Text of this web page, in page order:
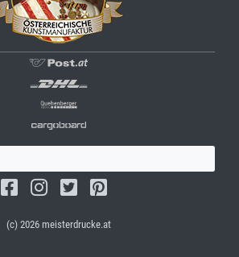
(c) 2026 meisterdrucke.at